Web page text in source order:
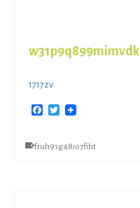
w31p9q899mimvdk
1717zv
Facebook
Twitter
fruh91g48io7fiht